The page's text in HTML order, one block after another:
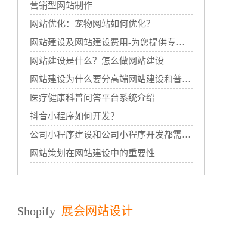
营销型网站制作
网站优化：宠物网站如何优化？
网站建设及网站建设费用-为您提供专业的网站建设服务
网站建设是什么？怎么做网站建设
网站建设为什么要分高端网站建设和普通网站建设
医疗健康科普问答平台系统介绍
抖音小程序如何开发？
公司小程序建设和公司小程序开发都需要哪些过程？
网站策划在网站建设中的重要性
Shopify 展会网站设计